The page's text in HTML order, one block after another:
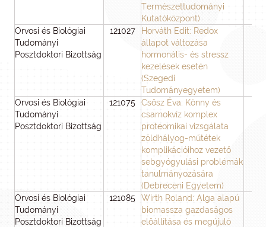
Természettudományi
Kutatóközpont)
Orvosi és Biológiai
Tudományi
Posztdoktori Bizottság
121027
Horváth Edit: Redox
állapot változása
hormonális- és stressz
kezelések esetén
(Szegedi
Tudományegyetem)
Orvosi és Biológiai
Tudományi
Posztdoktori Bizottság
121075
Csősz Éva: Könny és
csarnokvíz komplex
proteomikai vizsgálata
zöldhályog-műtétek
komplikációihoz vezető
sebgyógyulási problémák
tanulmányozására
(Debreceni Egyetem)
Orvosi és Biológiai
Tudományi
Posztdoktori Bizottság
121085
Wirth Roland: Alga alapú
biomassza gazdaságos
előállítása és megújuló